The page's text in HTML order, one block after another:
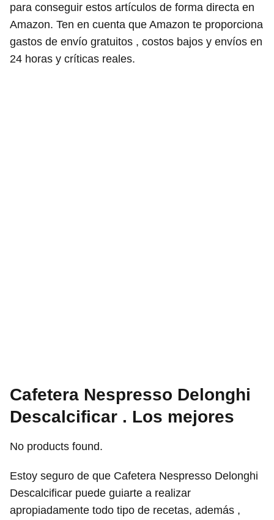
para conseguir estos artículos de forma directa en
Amazon. Ten en cuenta que Amazon te proporciona
gastos de envío gratuitos , costos bajos y envíos en
24 horas y críticas reales.
Cafetera Nespresso Delonghi
Descalcificar . Los mejores
No products found.
Estoy seguro de que Cafetera Nespresso Delonghi
Descalcificar puede guiarte a realizar
apropiadamente todo tipo de recetas, además ,